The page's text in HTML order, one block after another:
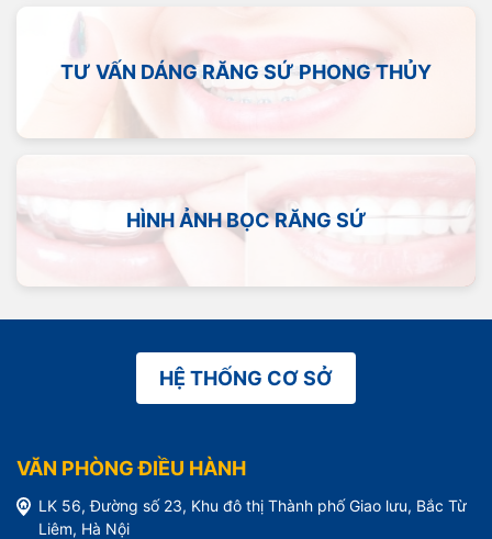
TƯ VẤN DÁNG RĂNG SỨ PHONG THỦY
HÌNH ẢNH BỌC RĂNG SỨ
HỆ THỐNG CƠ SỞ
VĂN PHÒNG ĐIỀU HÀNH
LK 56, Đường số 23, Khu đô thị Thành phố Giao lưu, Bắc Từ
Liêm, Hà Nội